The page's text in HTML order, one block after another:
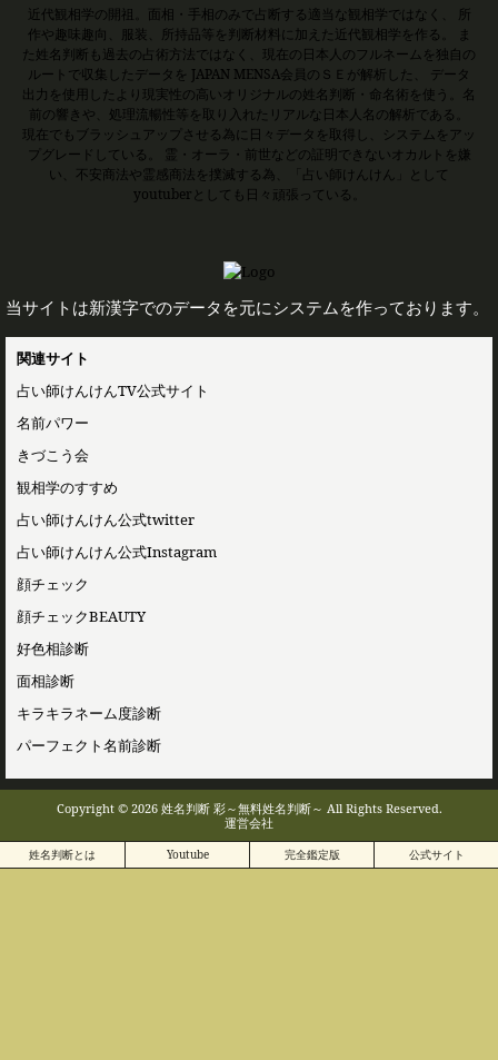
近代観相学の開祖。面相・手相のみで占断する適当な観相学ではなく、 所
作や趣味趣向、服装、所持品等を判断材料に加えた近代観相学を作る。 ま
た姓名判断も過去の占術方法ではなく、現在の日本人のフルネームを独自の
ルートで収集したデータを JAPAN MENSA会員のＳＥが解析した、 データ
出力を使用したより現実性の高いオリジナルの姓名判断・命名術を使う。名
前の響きや、処理流暢性等を取り入れたリアルな日本人名の解析である。
現在でもブラッシュアップさせる為に日々データを取得し、システムをアッ
プグレードしている。 霊・オーラ・前世などの証明できないオカルトを嫌
い、不安商法や霊感商法を撲滅する為、「占い師けんけん」として
youtuberとしても日々頑張っている。
当サイトは新漢字でのデータを元にシステムを作っております。
関連サイト
占い師けんけんTV公式サイト
名前パワー
きづこう会
観相学のすすめ
占い師けんけん公式twitter
占い師けんけん公式Instagram
顔チェック
顔チェックBEAUTY
好色相診断
面相診断
キラキラネーム度診断
パーフェクト名前診断
Copyright © 2026 姓名判断 彩～無料姓名判断～ All Rights Reserved.
運営会社
姓名判断とは Youtube 完全鑑定版 公式サイト